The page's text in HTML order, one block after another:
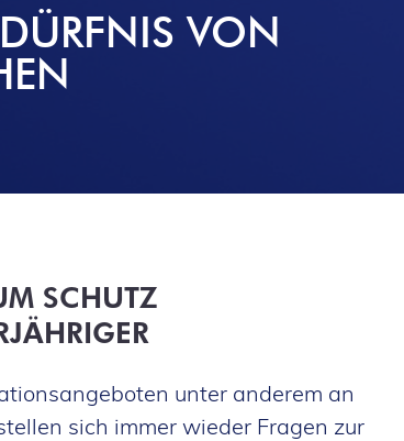
VON
SCHUTZ
unter anderem an
sich immer wieder Fragen zur